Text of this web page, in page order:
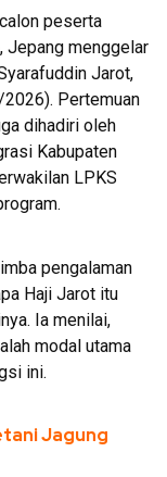
peserta
Jepang menggelar
Jarot,
Pertemuan
dihadiri oleh
Kabupaten
LPKS
pengalaman
Haji Jarot itu
Ia menilai,
modal utama
ini.
Jagung